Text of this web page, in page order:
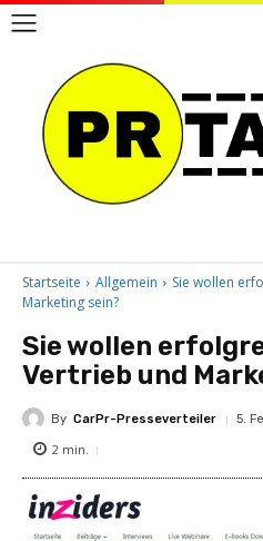
Startseite Allgemein
Sie wollen
Marketing sein?
Sie wollen
Vertrieb und
By CarPr-Presseverteiler 5.
2 min.